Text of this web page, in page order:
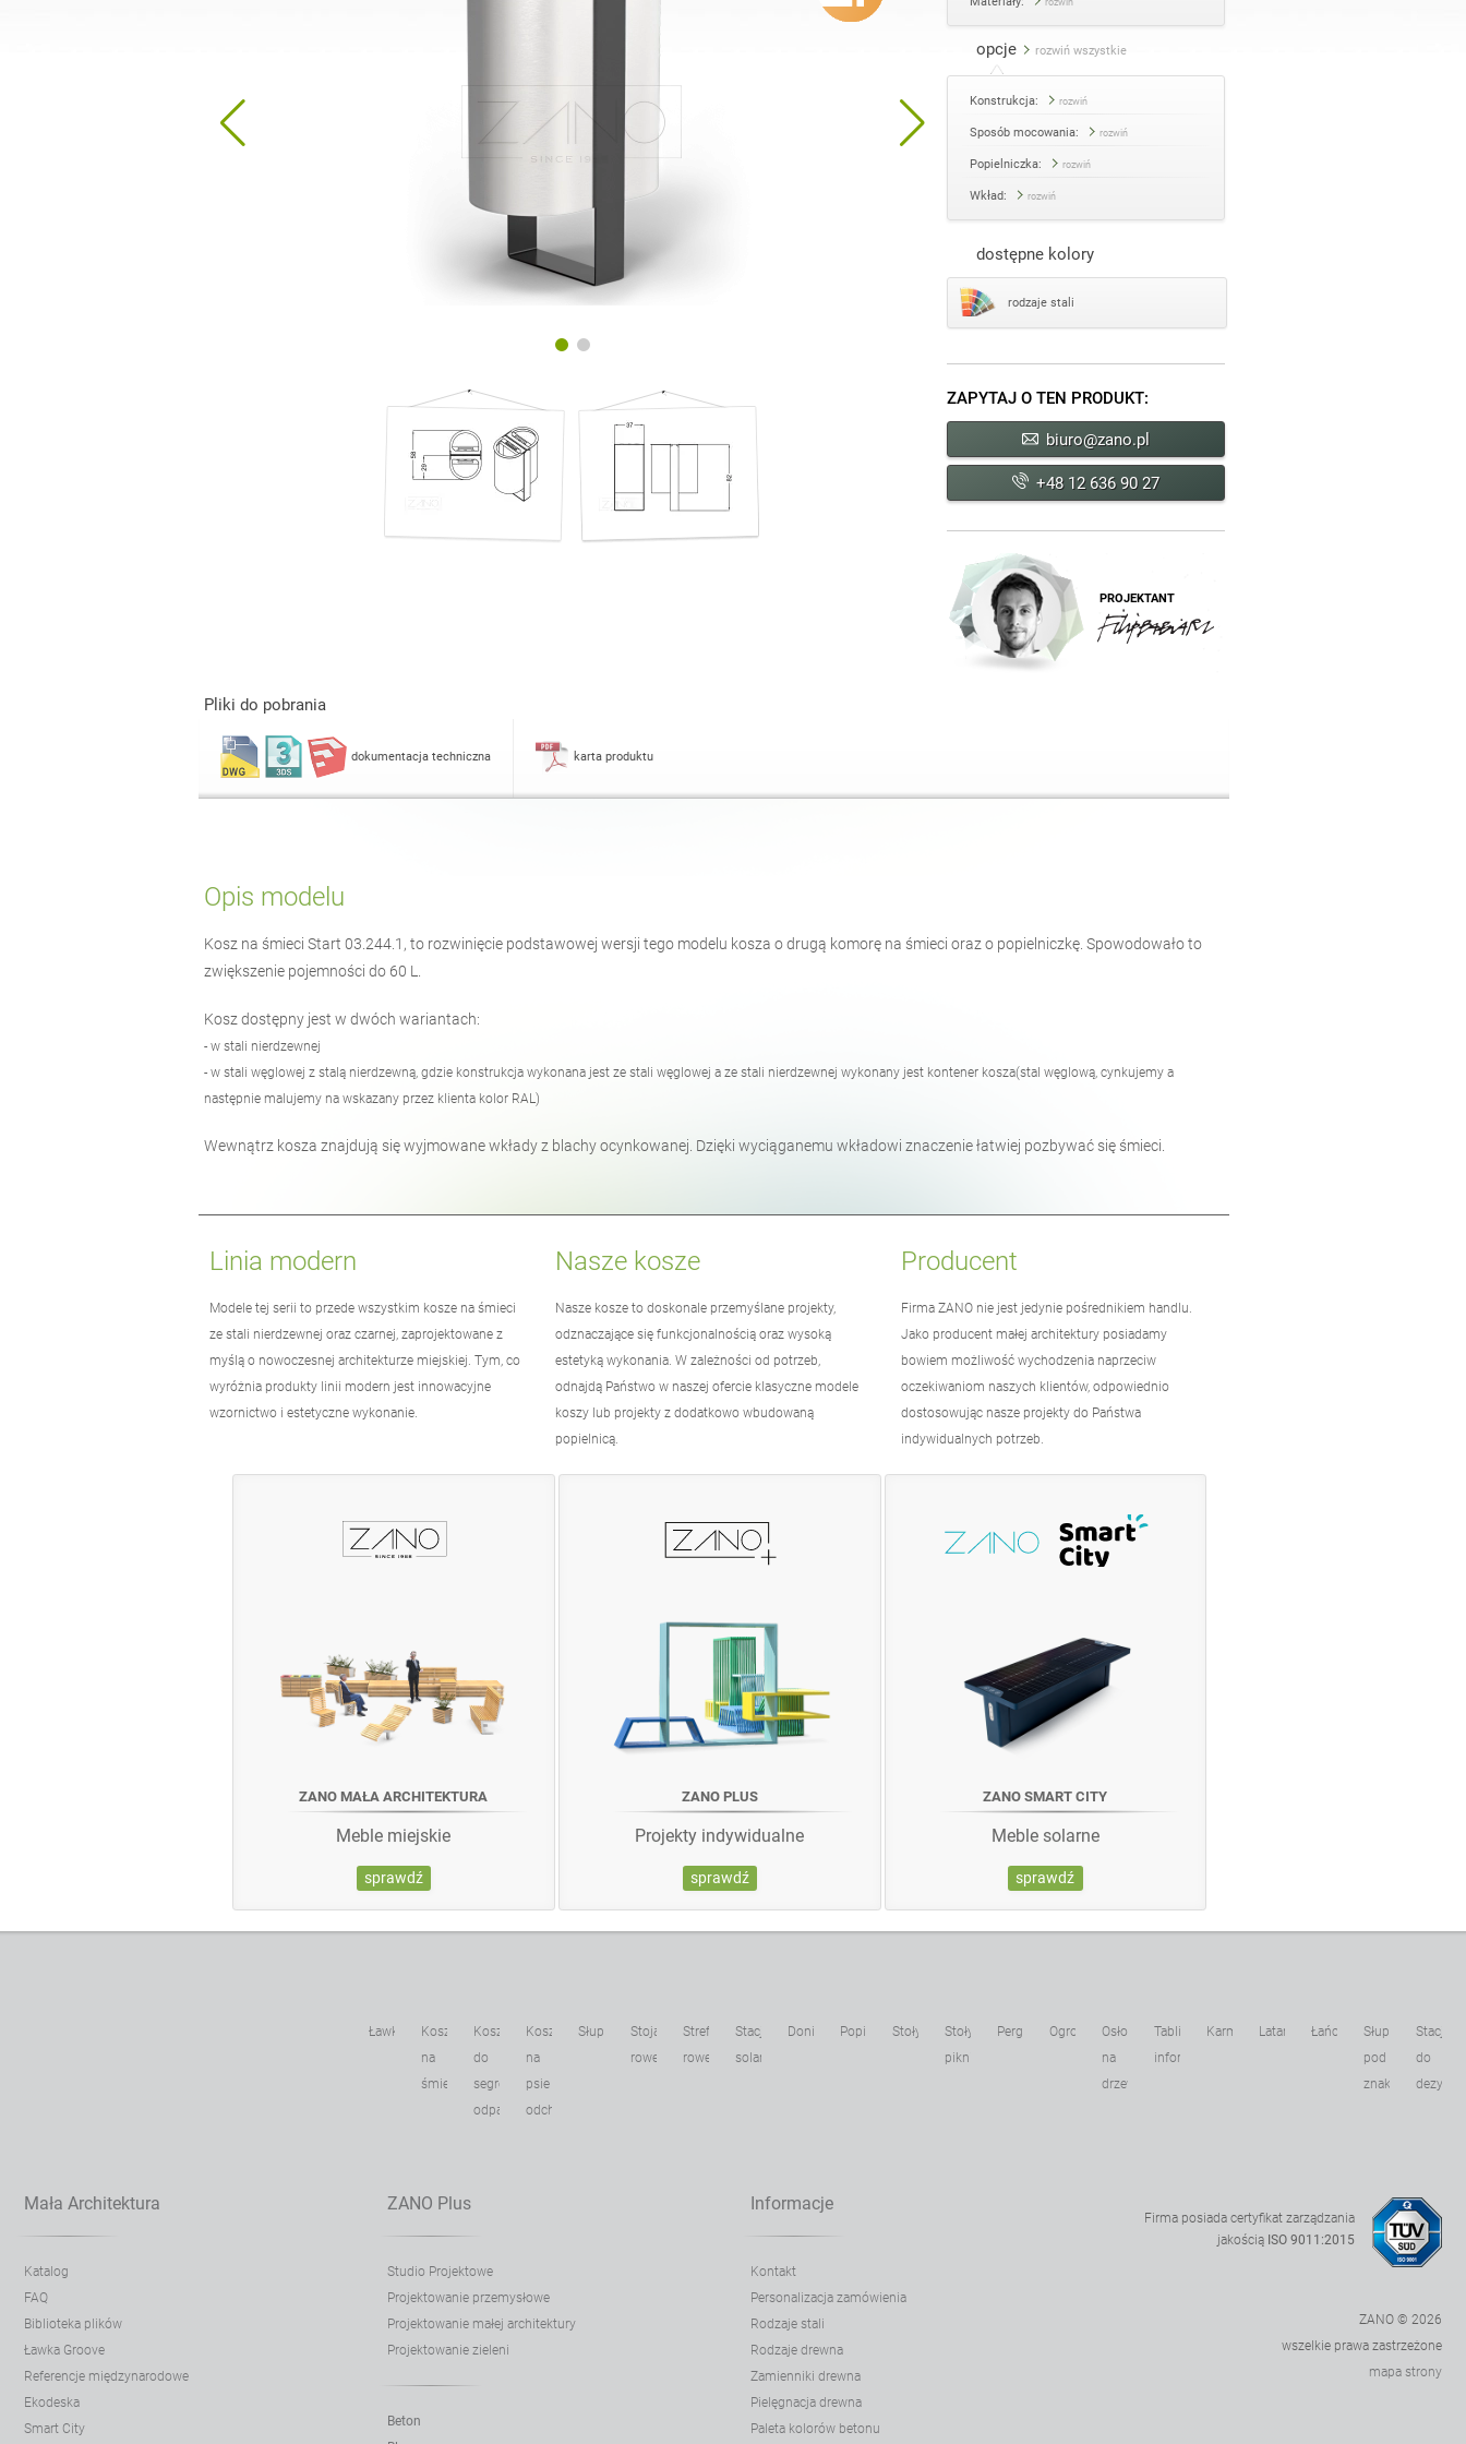
rozwiń
opcje rozwiń wszystkie
Konstrukcja: rozwiń
Sposób mocowania: rozwiń
Popielniczka: rozwiń
Wkład: rozwiń
dostępne kolory
rodzaje stali
ZAPYTAJ O TEN PRODUKT:
biuro@zano.pl
+48 12 636 90 27
PROJEKTANT
Pliki do pobrania
dokumentacja techniczna karta produktu
Opis modelu
Kosz na śmieci Start 03.244.1, to rozwinięcie podstawowej wersji tego modelu kosza o drugą komorę na śmieci oraz o popielniczkę. Spowodowało to
zwiększenie pojemności do 60 L.
Kosz dostępny jest w dwóch wariantach:
- w stali nierdzewnej
- w stali węglowej z stalą nierdzewną, gdzie konstrukcja wykonana jest ze stali węglowej a ze stali nierdzewnej wykonany jest kontener kosza(stal węglową, cynkujemy a
następnie malujemy na wskazany przez klienta kolor RAL)
Wewnątrz kosza znajdują się wyjmowane wkłady z blachy ocynkowanej. Dzięki wyciąganemu wkładowi znaczenie łatwiej pozbywać się śmieci.
Linia modern
Modele tej serii to przede wszystkim kosze na śmieci
ze stali nierdzewnej oraz czarnej, zaprojektowane z
myślą o nowoczesnej architekturze miejskiej. Tym, co
wyróżnia produkty linii modern jest innowacyjne
wzornictwo i estetyczne wykonanie.
Nasze kosze
Nasze kosze to doskonale przemyślane projekty,
odznaczające się funkcjonalnością oraz wysoką
estetyką wykonania. W zależności od potrzeb,
odnajdą Państwo w naszej ofercie klasyczne modele
koszy lub projekty z dodatkowo wbudowaną
popielnicą.
Producent
Firma ZANO nie jest jedynie pośrednikiem handlu.
Jako producent małej architektury posiadamy
bowiem możliwość wychodzenia naprzeciw
oczekiwaniom naszych klientów, odpowiednio
dostosowując nasze projekty do Państwa
indywidualnych potrzeb.
ZANO MAŁA ARCHITEKTURA
Meble miejskie
sprawdź
ZANO PLUS
Projekty indywidualne
sprawdź
ZANO SMART CITY
Meble solarne
sprawdź
Ławki
Kosze
na
śmieci
Kosze
do
segregacji
odpadów
Kosze
na
psie
odchody
Słupki
Stojaki
rowerowe
Strefa
rowerowa
Stacje
solarne
Donice PopielniceStoły
Stoły
piknikowe
Pergole OgrodzeniaOsłony
na
drzewa
Tablice
informacyjne
Karmniki Latarnie ŁańcuchySłupki
pod
znaki
Stacje
do
Mała Architektura
Katalog
FAQ
Biblioteka plików
Ławka Groove
Referencje międzynarodowe
Ekodeska
Smart City
ZANO Plus
Studio Projektowe
Projektowanie przemysłowe
Projektowanie małej architektury
Projektowanie zieleni
Beton
Informacje
Kontakt
Personalizacja zamówienia
Rodzaje stali
Rodzaje drewna
Zamienniki drewna
Pielęgnacja drewna
Paleta kolorów betonu
Firma posiada certyfikat zarządzania
jakością ISO 9011:2015
ZANO © 2026
wszelkie prawa zastrzeżone
mapa strony